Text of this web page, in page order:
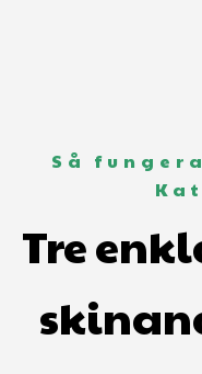
Så
Tre